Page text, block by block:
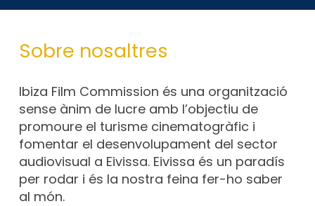
Sobre nosaltres
Ibiza Film Commission és una organització
sense ànim de lucre amb l’objectiu de
promoure el turisme cinematogràfic i
fomentar el desenvolupament del sector
audiovisual a Eivissa. Eivissa és un paradís
per rodar i és la nostra feina fer-ho saber
al món.